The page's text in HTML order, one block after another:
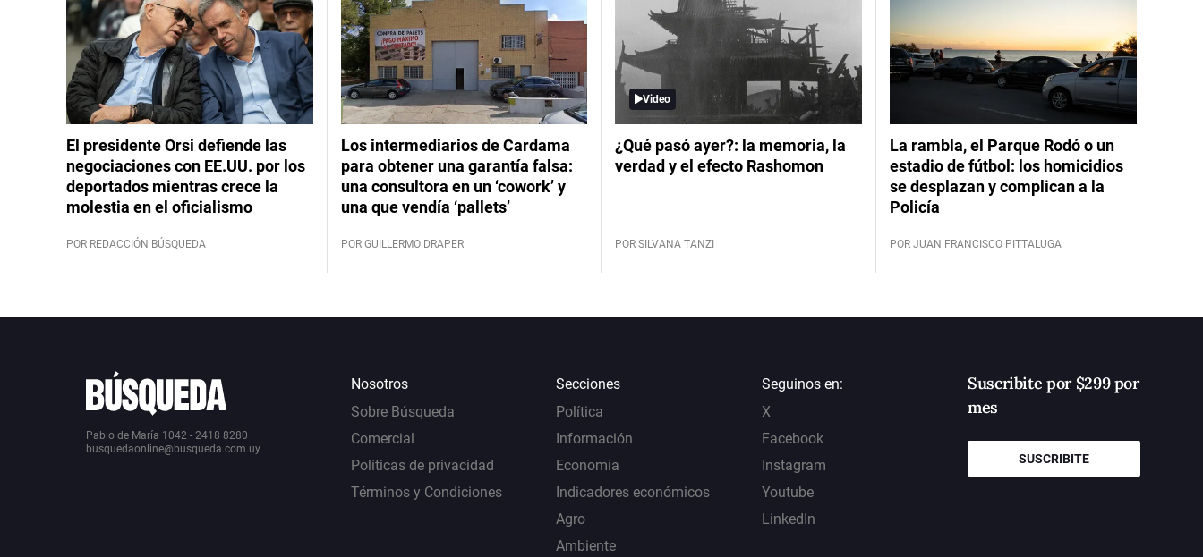
El presidente Orsi defiende las
negociaciones con EE.UU. por los
deportados mientras crece la
molestia en el oficialismo
POR REDACCIÓN BÚSQUEDA
Los intermediarios de Cardama
para obtener una garantía falsa:
una consultora en un ‘cowork’ y
una que vendía ‘pallets’
POR GUILLERMO DRAPER
Video
¿Qué pasó ayer?: la memoria, la
verdad y el efecto Rashomon
POR SILVANA TANZI
La rambla, el Parque Rodó o un
estadio de fútbol: los homicidios
se desplazan y complican a la
Policía
POR JUAN FRANCISCO PITTALUGA
Pablo de María 1042 - 2418 8280
busquedaonline@busqueda.com.uy
Nosotros
Sobre Búsqueda
Comercial
Políticas de privacidad
Términos y Condiciones
Secciones
Política
Información
Economía
Indicadores económicos
Agro
Ambiente
Seguinos en:
X
Facebook
Instagram
Youtube
LinkedIn
Suscribite por $299 por
mes
SUSCRIBITE